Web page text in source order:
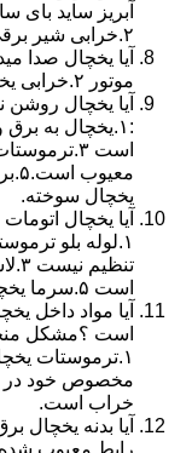
۲.خرابی شیر برقی
موتور ۲.خرابی یخچال ۳.لوله های داخلی یخچال
آیا یخچال
یخچال سوخته.
آیا یخچال
است ۵.سرما یخچال کم است.
آیا مواد داخل
است ؟مشکل
خراب است.
آیا بدنه یخچال
رابط معیوب